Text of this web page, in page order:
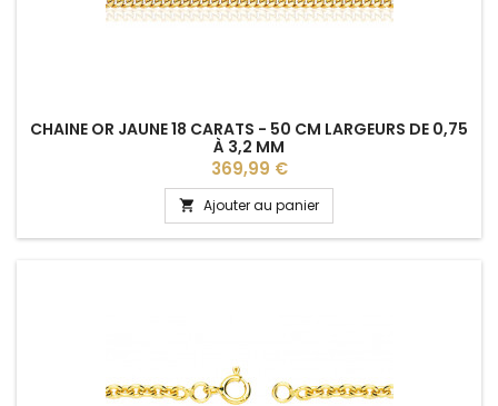
CHAINE OR JAUNE 18 CARATS - 50 CM LARGEURS DE 0,75
À 3,2 MM
Prix
369,99 €
 Ajouter au panier